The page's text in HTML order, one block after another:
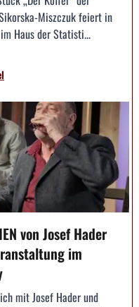
Miszczuk feiert in
Haus der Statisti...
von Josef Hader
im
mit Josef Hader und